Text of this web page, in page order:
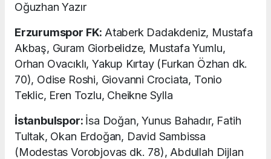
Oğuzhan Yazır
Erzurumspor FK: Ataberk Dadakdeniz, Mustafa
Akbaş, Guram Giorbelidze, Mustafa Yumlu,
Orhan Ovacıklı, Yakup Kırtay (Furkan Özhan dk.
70), Odise Roshi, Giovanni Crociata, Tonio
Teklic, Eren Tozlu, Cheikne Sylla
İstanbulspor: İsa Doğan, Yunus Bahadır, Fatih
Tultak, Okan Erdoğan, David Sambissa
(Modestas Vorobjovas dk. 78), Abdullah Dijlan